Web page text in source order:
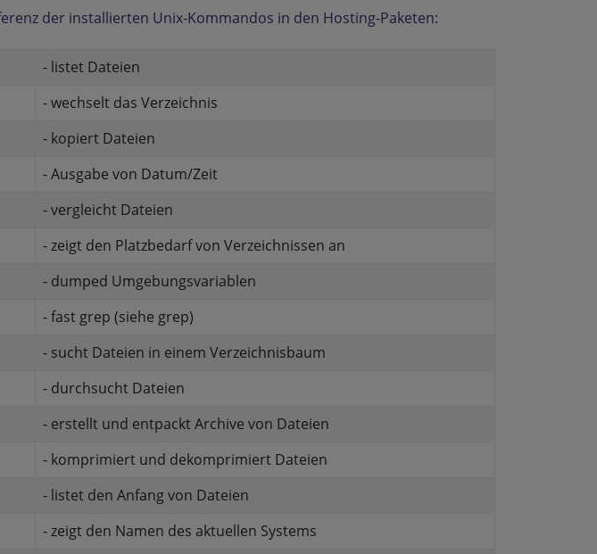
der installierten Unix-Kommandos in den Hosting-Paketen:
- listet Dateien
- wechselt das Verzeichnis
- kopiert Dateien
- Ausgabe von Datum/Zeit
- vergleicht Dateien
- zeigt den Platzbedarf von Verzeichnissen an
- dumped Umgebungsvariablen
- fast grep (siehe grep)
- sucht Dateien in einem Verzeichnisbaum
- durchsucht Dateien
- erstellt und entpackt Archive von Dateien
- komprimiert und dekomprimiert Dateien
- listet den Anfang von Dateien
- zeigt den Namen des aktuellen Systems